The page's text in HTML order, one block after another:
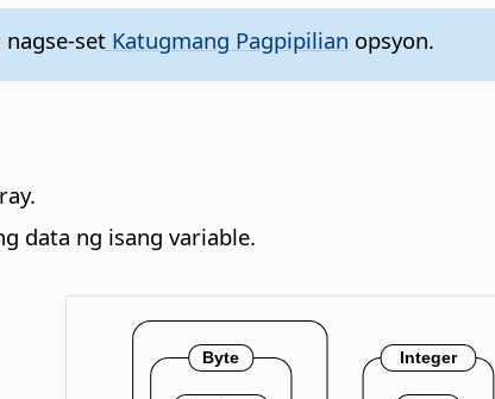
setKatugmang Pagpipilian opsyon.
data ng isang variable.